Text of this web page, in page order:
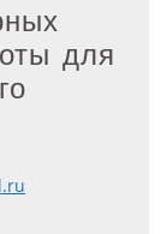
для